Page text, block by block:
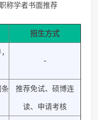
称学者书面推荐
招生方式
-
推荐免试、硕博连
读、申请考核